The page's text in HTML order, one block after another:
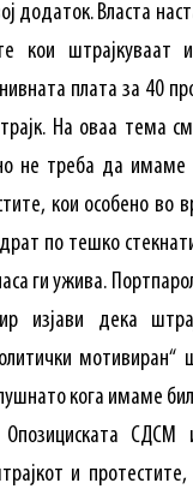
додаток. Власта
кои штрајкуваат
плата за 40
На оваа тема
не треба да имаме
кои особено во
по тешко
ги ужива.
изјави дека
кога имаме
Опозициската СДСМ
и